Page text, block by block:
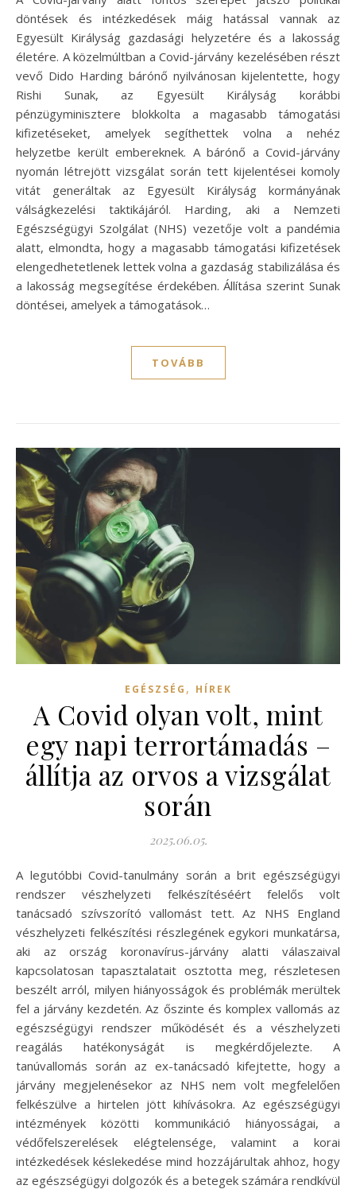
döntések és intézkedések máig hatással vannak az
Egyesült Királyság gazdasági helyzetére és a lakosság
életére. A közelmúltban a Covid-járvány kezelésében részt
vevő Dido Harding bárónő nyilvánosan kijelentette, hogy
Rishi Sunak, az Egyesült Királyság korábbi
pénzügyminisztere blokkolta a magasabb támogatási
kifizetéseket, amelyek segíthettek volna a nehéz
helyzetbe került embereknek. A bárónő a Covid-járvány
nyomán létrejött vizsgálat során tett kijelentései komoly
vitát generáltak az Egyesült Királyság kormányának
válságkezelési taktikájáról. Harding, aki a Nemzeti
Egészségügyi Szolgálat (NHS) vezetője volt a pandémia
alatt, elmondta, hogy a magasabb támogatási kifizetések
elengedhetetlenek lettek volna a gazdaság stabilizálása és
a lakosság megsegítése érdekében. Állítása szerint Sunak
döntései, amelyek a támogatások…
TOVÁBB
EGÉSZSÉG , HÍREK
A Covid olyan volt, mint
egy napi terrortámadás –
állítja az orvos a vizsgálat
során
2025.06.05.
A legutóbbi Covid-tanulmány során a brit egészségügyi
rendszer vészhelyzeti felkészítéséért felelős volt
tanácsadó szívszorító vallomást tett. Az NHS England
vészhelyzeti felkészítési részlegének egykori munkatársa,
aki az ország koronavírus-járvány alatti válaszaival
kapcsolatosan tapasztalatait osztotta meg, részletesen
beszélt arról, milyen hiányosságok és problémák merültek
fel a járvány kezdetén. Az őszinte és komplex vallomás az
egészségügyi rendszer működését és a vészhelyzeti
reagálás hatékonyságát is megkérdőjelezte. A
tanúvallomás során az ex-tanácsadó kifejtette, hogy a
járvány megjelenésekor az NHS nem volt megfelelően
felkészülve a hirtelen jött kihívásokra. Az egészségügyi
intézmények közötti kommunikáció hiányosságai, a
védőfelszerelések elégtelensége, valamint a korai
intézkedések késlekedése mind hozzájárultak ahhoz, hogy
az egészségügyi dolgozók és a betegek számára rendkívül